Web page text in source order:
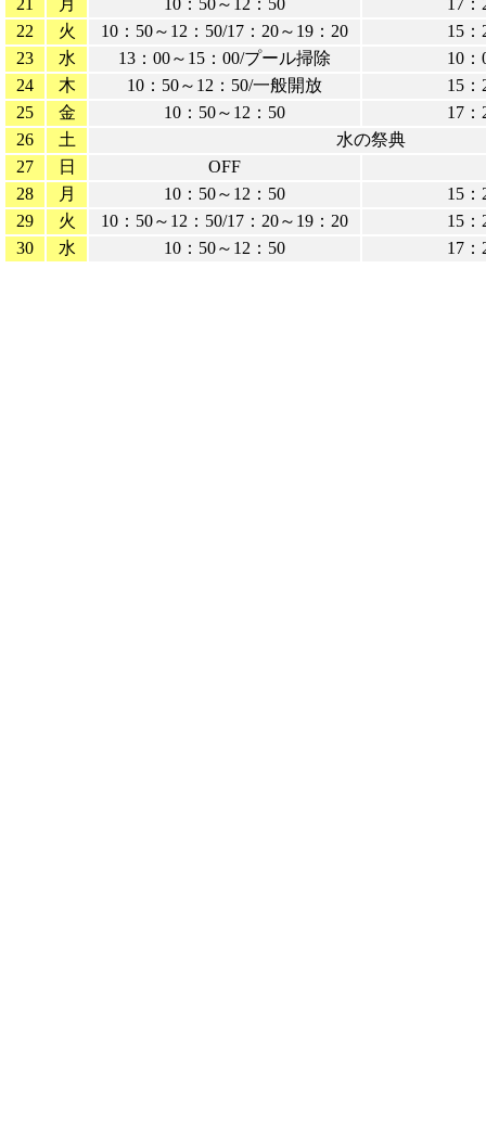
21
月 10：50～12：50
17：
22
火 10：50～12：50/17：20～19：20
15：
23
水 13：00～15：00/プール掃除
10：
24
木 10：50～12：50/一般開放
15：
25
金 10：50～12：50
17：
26
土
水の祭典
27
日
OFF
28
月 10：50～12：50
15：
29
火 10：50～12：50/17：20～19：20
15：
30
水 10：50～12：50 17：